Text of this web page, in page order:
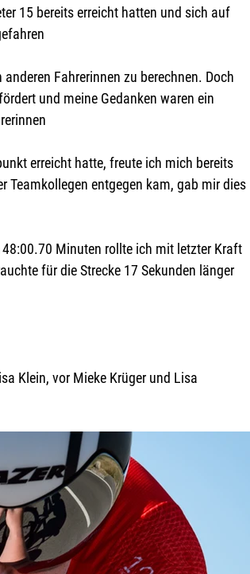
15 bereits erreicht hatten und sich auf
Fahrerinnen zu berechnen. Doch
und meine Gedanken waren ein
erreicht hatte, freute ich mich bereits
entgegen kam, gab mir dies
Minuten rollte ich mit letzter Kraft
für die Strecke 17 Sekunden länger
Klein, vor Mieke Krüger und Lisa